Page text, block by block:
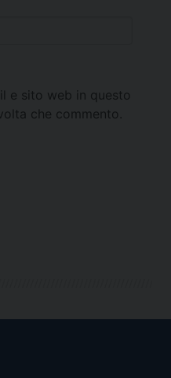
e sito web in questo
che commento.